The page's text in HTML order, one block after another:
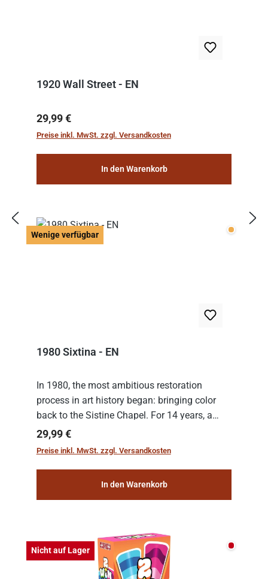
1920 Wall Street - EN
Regulärer Preis:
29,99 €
Preise inkl. MwSt. zzgl. Versandkosten
In den Warenkorb
Wenige verfügbar Wenige
1980 Sixtina - EN
In 1980, the most ambitious restoration
process in art history began: bringing color
back to the Sistine Chapel. For 14 years, a
team of experts from the Vatican undertook
the meticulous job of cleaning and
Regulärer Preis:
29,99 €
Preise inkl. MwSt. zzgl. Versandkosten
In den Warenkorb
Nicht auf Lager Nicht